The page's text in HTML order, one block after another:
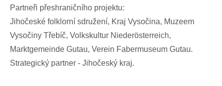
Partneři přeshraničního projektu:
Jihočeské folklorní sdružení, Kraj Vysočina, Muzeem
Vysočiny Třebíč, Volkskultur Niederösterreich,
Marktgemeinde Gutau, Verein Fabermuseum Gutau.
Strategický partner - Jihočeský kraj.